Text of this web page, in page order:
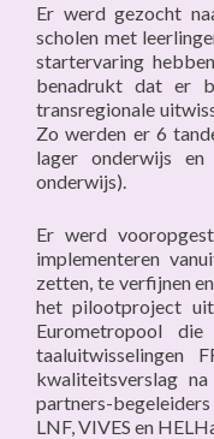
Er werd gezocht
scholen met
startervaring
benadrukt dat er
transregionale
Zo werden er 6
lager onderwijs
onderwijs).
Er werd
implementeren
zetten, te verfijnen
het pilootproject
Eurometropool
taaluitwisselingen
kwaliteitsverslag
partners-
LNF, VIVES en